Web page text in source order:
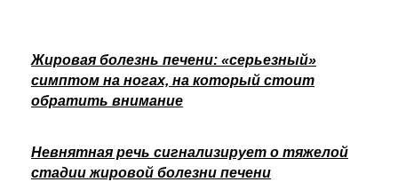
Жировая болезнь печени: «серьезный»
симптом на ногах, на который стоит
обратить внимание
Невнятная речь сигнализирует о тяжелой
стадии жировой болезни печени